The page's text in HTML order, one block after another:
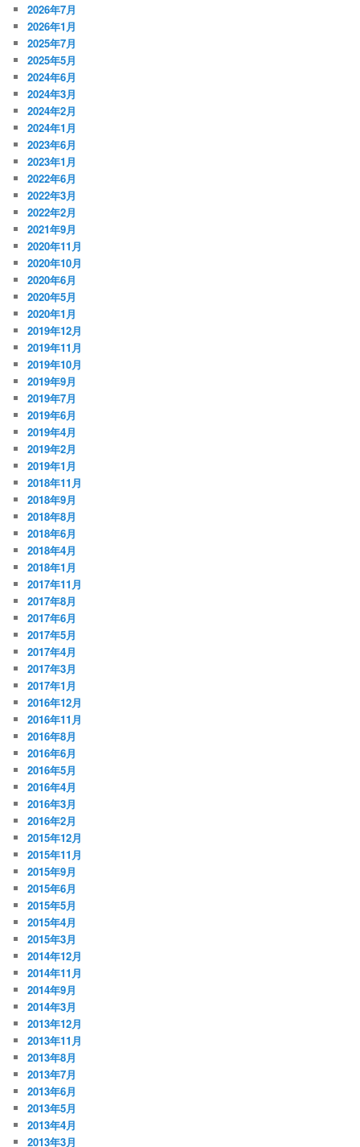
2026年7月
2026年1月
2025年7月
2025年5月
2024年6月
2024年3月
2024年2月
2024年1月
2023年6月
2023年1月
2022年6月
2022年3月
2022年2月
2021年9月
2020年11月
2020年10月
2020年6月
2020年5月
2020年1月
2019年12月
2019年11月
2019年10月
2019年9月
2019年7月
2019年6月
2019年4月
2019年2月
2019年1月
2018年11月
2018年9月
2018年8月
2018年6月
2018年4月
2018年1月
2017年11月
2017年8月
2017年6月
2017年5月
2017年4月
2017年3月
2017年1月
2016年12月
2016年11月
2016年8月
2016年6月
2016年5月
2016年4月
2016年3月
2016年2月
2015年12月
2015年11月
2015年9月
2015年6月
2015年5月
2015年4月
2015年3月
2014年12月
2014年11月
2014年9月
2014年3月
2013年12月
2013年11月
2013年8月
2013年7月
2013年6月
2013年5月
2013年4月
2013年3月